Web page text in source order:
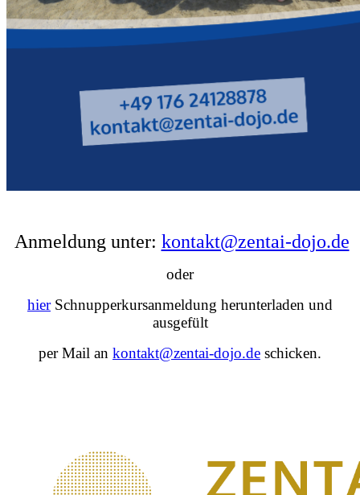
Anmeldung unter: kontakt@zentai-dojo.de
oder
hierSchnupperkursanmeldung herunterladen und
ausgefült
per Mail an kontakt@zentai-dojo.de schicken.